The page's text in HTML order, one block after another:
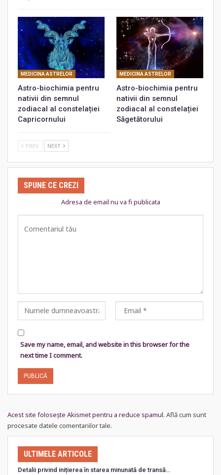
MEDICINA ASTRELOR
Astro-biochimia pentru
nativii din semnul
zodiacal al constelației
Capricornului
MEDICINA ASTRELOR
Astro-biochimia pentru
nativii din semnul
zodiacal al constelației
Săgetătorului
PREV NEXT
SPUNE CE CREZI
Adresa de email nu va fi publicata
Save my name, email, and website in this browser for the
next time I comment.
Acest site folosește Akismet pentru a reduce spamul. Află cum sunt
procesate datele comentariilor tale.
ULTIMELE ARTICOLE
Detalii privind inițierea în starea minunată de transă…